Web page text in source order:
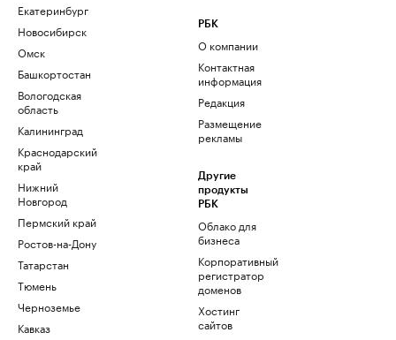
Екатеринбург
Новосибирск
Омск
Башкортостан
Вологодская
область
Калининград
Краснодарский
край
Нижний
Новгород
Пермский край
Ростов-на-Дону
Татарстан
Тюмень
Черноземье
Кавказ
РБК
О компании
Контактная
информация
Редакция
Размещение
рекламы
Другие
продукты
РБК
Облако для
бизнеса
Корпоративный
регистратор
доменов
Хостинг
сайтов